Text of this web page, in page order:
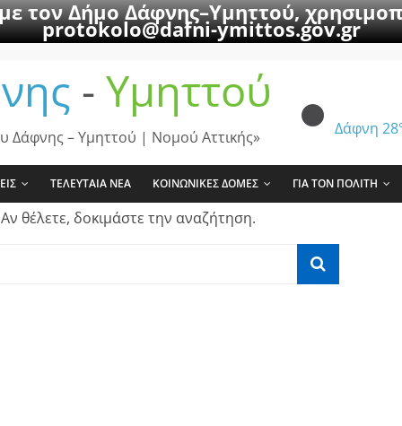
τον Δήμο Δάφνης–Υμηττού,
protokolo@dafni-ymittos.gov.gr
- Υμηττού
Δάφνη
Δάφνης – Υμηττού | Νομού Αττικής»
ΤΕΛΕΥΤΑΙΑ ΝΕΑ ΚΟΙΝΩΝΙΚΕΣ ΔΟΜΕΣ ΓΙΑ ΤΟΝ ΠΟΛΙΤΗ
θέλετε, δοκιμάστε την αναζήτηση.